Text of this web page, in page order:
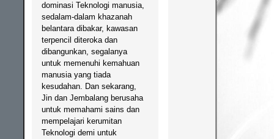
dominasi Teknologi manusia,
sedalam-dalam khazanah
belantara dibakar, kawasan
terpencil diteroka dan
dibangunkan, segalanya
untuk memenuhi kemahuan
manusia yang tiada
kesudahan. Dan sekarang,
Jin dan Jembalang berusaha
untuk memahami sains dan
mempelajari kerumitan
Teknologi demi untuk